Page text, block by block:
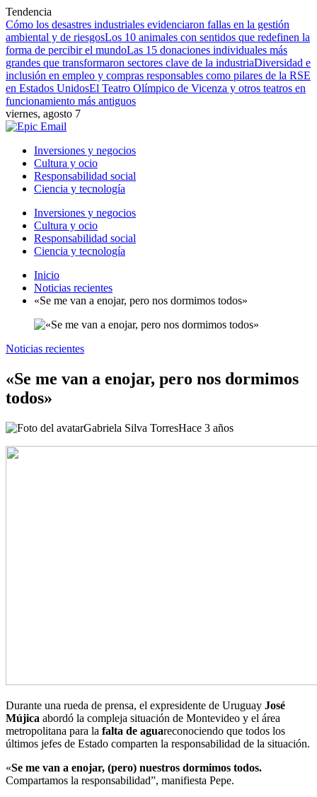
Tendencia
Cómo los desastres industriales evidenciaron fallas en la gestión
ambiental y de riesgosLos 10 animales con sentidos que redefinen la
forma de percibir el mundoLas 15 donaciones individuales más
grandes que transformaron sectores clave de la industriaDiversidad e
inclusión en empleo y compras responsables como pilares de la RSE
en Estados UnidosEl Teatro Olímpico de Vicenza y otros teatros en
funcionamiento más antiguos
viernes, agosto 7
Inversiones y negocios
Cultura y ocio
Responsabilidad social
Ciencia y tecnología
Inversiones y negocios
Cultura y ocio
Responsabilidad social
Ciencia y tecnología
Inicio
Noticias recientes
«Se me van a enojar, pero nos dormimos todos»
Noticias recientes
«Se me van a enojar, pero nos dormimos
todos»
Gabriela Silva TorresHace 3 años
Durante una rueda de prensa, el expresidente de Uruguay José
Mújica abordó la compleja situación de Montevideo y el área
metropolitana para la falta de aguareconociendo que todos los
últimos jefes de Estado comparten la responsabilidad de la situación.
«Se me van a enojar, (pero) nuestros dormimos todos.
Compartamos la responsabilidad”, manifiesta Pepe.